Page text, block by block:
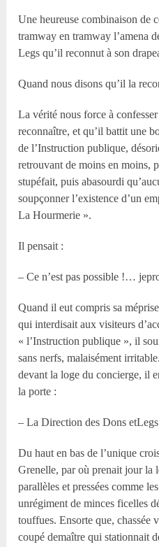
Une heureuse combinaison de
tramway en tramway l’amena
Legs qu’il reconnut à son
Quand nous disons qu’il la
La vérité nous force à
reconnaître, et qu’il battit une
de l’Instruction publique,
retrouvant de moins en moins,
stupéfait, puis abasourdi
soupçonner l’existence d’un
La Hourmerie ».
Il pensait :
– Ce n’est pas possible !…
Quand il eut compris sa
qui interdisait aux visiteurs
« l’Instruction publique », il
sans nerfs, malaisément
devant la loge du concierge, il
la porte :
– La Direction des Dons
Du haut en bas de l’unique
Grenelle, par où prenait jour la
parallèles et pressées comme
unrégiment de minces ficelles
touffues. Ensorte que, chassée
coupé demaître qui stationnait